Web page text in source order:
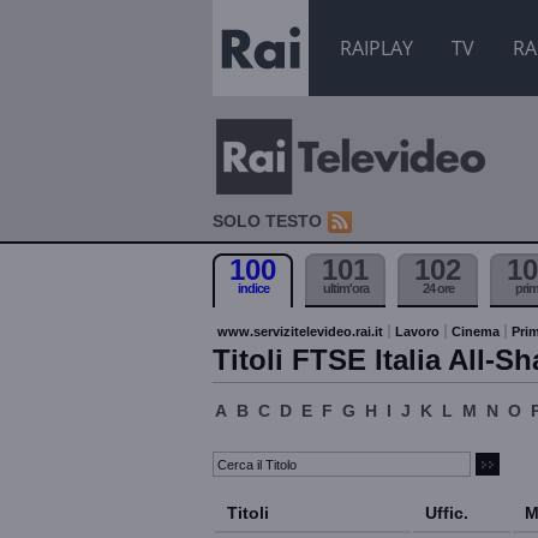
RAIPLAY TV
SOLO TESTO
100
indice
101
ultim'ora
102
24 ore
www.servizitelevideo.rai.it Lavoro Cinema
Titoli FTSE Italia All-
A B C D E F G H I J K L M N O
Titoli Uffic.